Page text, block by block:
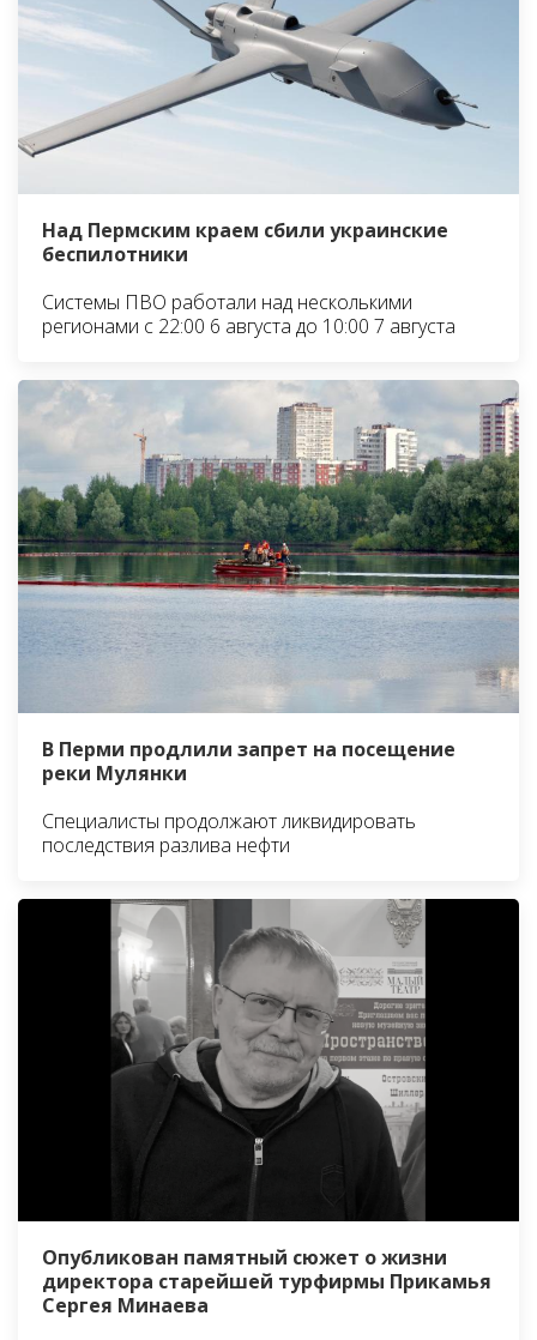
Над Пермским краем сбили украинские
беспилотники
Системы ПВО работали над несколькими
регионами с 22:00 6 августа до 10:00 7 августа
В Перми продлили запрет на посещение
реки Мулянки
Специалисты продолжают ликвидировать
последствия разлива нефти
Опубликован памятный сюжет о жизни
директора старейшей турфирмы Прикамья
Сергея Минаева